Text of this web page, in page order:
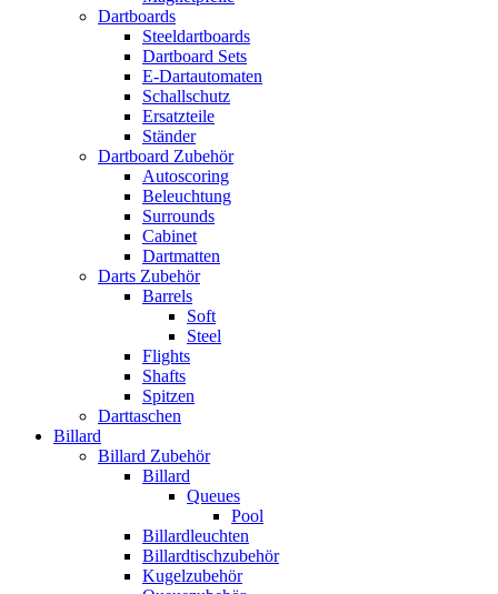
Dartboards
Steeldartboards
Dartboard Sets
E-Dartautomaten
Schallschutz
Ersatzteile
Ständer
Dartboard Zubehör
Autoscoring
Beleuchtung
Surrounds
Cabinet
Dartmatten
Darts Zubehör
Barrels
Soft
Steel
Flights
Shafts
Spitzen
Darttaschen
Billard
Billard Zubehör
Billard
Queues
Pool
Billardleuchten
Billardtischzubehör
Kugelzubehör